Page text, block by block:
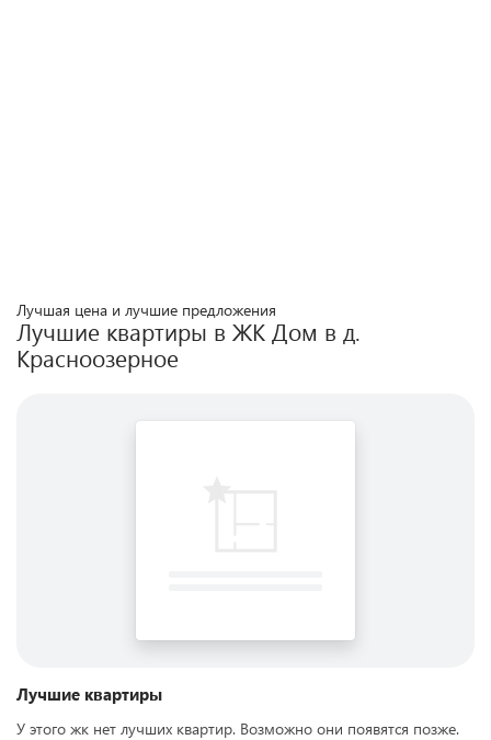
Лучшая цена и лучшие предложения
Лучшие квартиры в ЖК Дом в д.
Красноозерное
Лучшие квартиры
У этого жк нет лучших квартир. Возможно они появятся позже.